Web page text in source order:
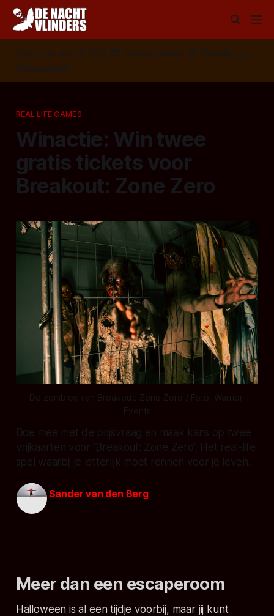
Volg ons op: 📣 RSS 📰 Google News 🦋 Bluesky
✉️
Nieuwsbrief
REAL LIFE GAMES
Winactie: Win twee
gratis tickets voor
Breakout: Zone Zero
De zombies van Breakout: Zone Zero / Foto: Warrior
Events
Doe mee met de prijsvraag en maak kans op twee
vrijkaarten voor 'Breakout: Zone Zero'. Het real-life
spel waarbij je letterlijk moet rennen voor je leven.
Sander van den Berg
Meer dan een escaperoom
Halloween is al een tijdje voorbij, maar jij kunt